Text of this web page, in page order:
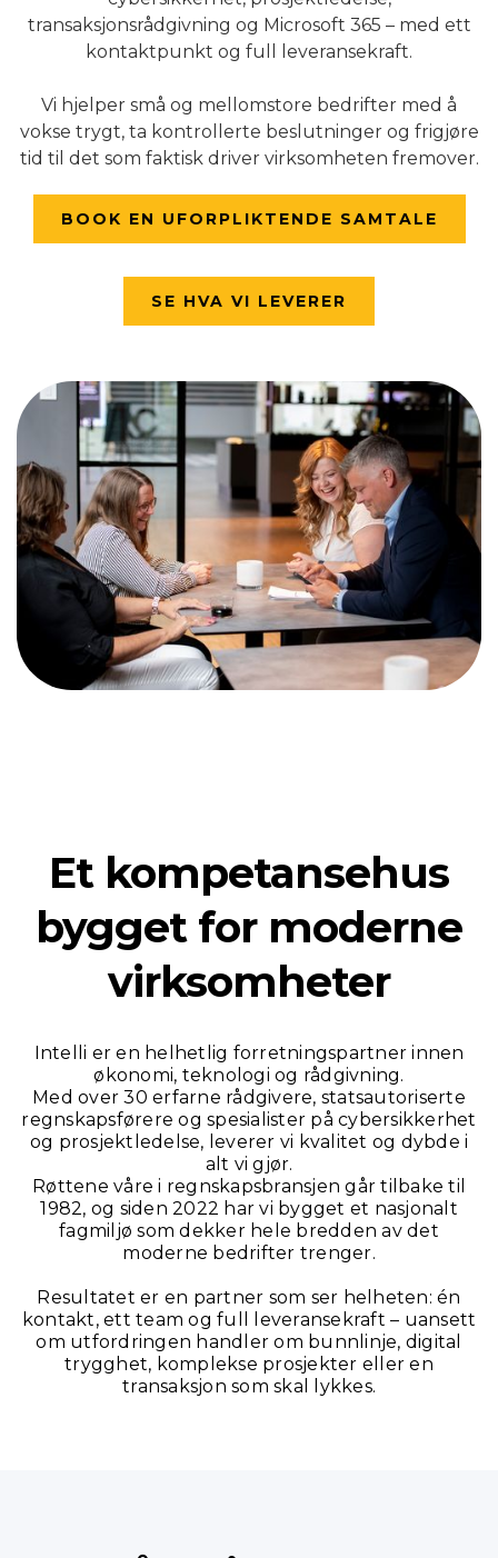
transaksjonsrådgivning og Microsoft 365 – med ett
kontaktpunkt og full leveransekraft.
Vi hjelper små og mellomstore bedrifter med å
vokse trygt, ta kontrollerte beslutninger og frigjøre
tid til det som faktisk driver virksomheten fremover.
BOOK EN UFORPLIKTENDE SAMTALE
SE HVA VI LEVERER
Et kompetansehus
bygget for moderne
virksomheter
Intelli er en helhetlig forretningspartner innen
økonomi, teknologi og rådgivning.
Med over 30 erfarne rådgivere, statsautoriserte
regnskapsførere og spesialister på cybersikkerhet
og prosjektledelse, leverer vi kvalitet og dybde i
alt vi gjør.
Røttene våre i regnskapsbransjen går tilbake til
1982, og siden 2022 har vi bygget et nasjonalt
fagmiljø som dekker hele bredden av det
moderne bedrifter trenger.
Resultatet er en partner som ser helheten: én
kontakt, ett team og full leveransekraft – uansett
om utfordringen handler om bunnlinje, digital
trygghet, komplekse prosjekter eller en
transaksjon som skal lykkes.